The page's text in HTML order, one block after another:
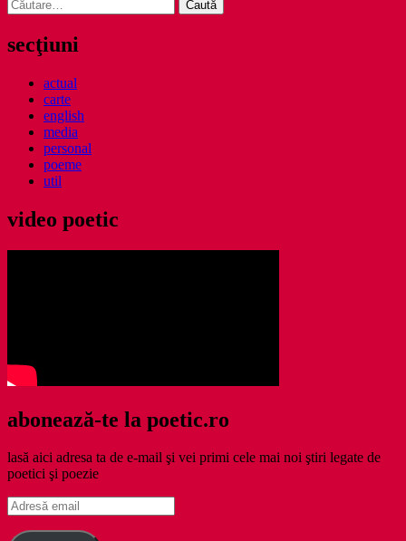
după:
secţiuni
actual
carte
english
media
personal
poeme
util
video poetic
abonează-te la poetic.ro
lasă aici adresa ta de e-mail şi vei primi cele mai noi ştiri legate de
poetici şi poezie
Adresă
email